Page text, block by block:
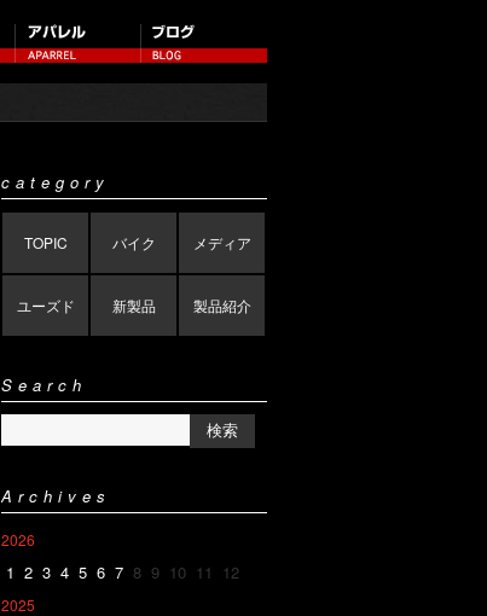
category
TOPIC バイク メディア
ユーズド 新製品 製品紹介
Search
Archives
2026
1 2 3 4 5 6 7 8 9 10 11 12
2025